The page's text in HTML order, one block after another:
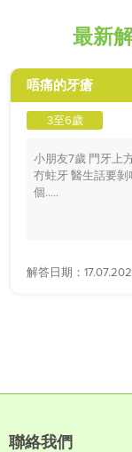
最新
唔痛的牙瘡
3至6歲
小朋友7歲 門牙上
冇蛀牙 醫生話要
個.....
解答日期：
聯絡我們